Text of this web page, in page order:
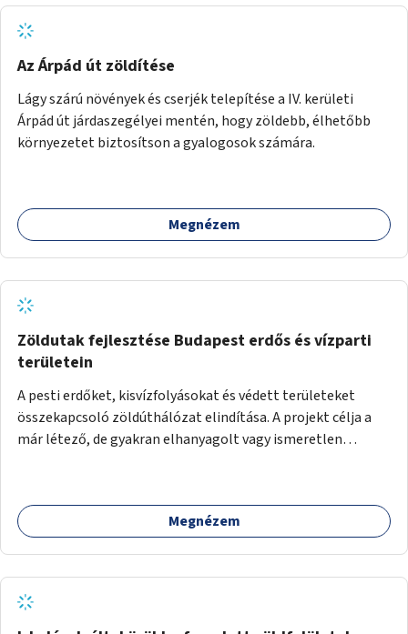
Az Árpád út zöldítése
Lágy szárú növények és cserjék telepítése a IV. kerületi
Árpád út járdaszegélyei mentén, hogy zöldebb, élhetőbb
környezetet biztosítson a gyalogosok számára.
Megnézem
Zöldutak fejlesztése Budapest erdős és vízparti
területein
A pesti erdőket, kisvízfolyásokat és védett területeket
összekapcsoló zöldúthálózat elindítása. A projekt célja a
már létező, de gyakran elhanyagolt vagy ismeretlen
szűkületek javításával, néhány ponton pedig helyszíni
beavatkozással (pl. táblák kihelyezése, hulladékgyűjtők,
zöldutakon való közlekedést.
Megnézem